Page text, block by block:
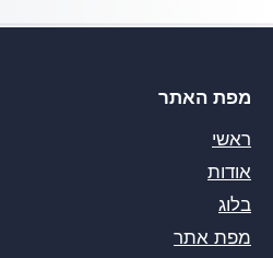
מפת האתר
ראשי
אודות
בלוג
מפת אתר